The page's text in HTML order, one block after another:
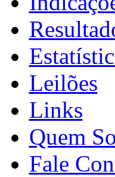
Leilões
Links
Quem
Fale